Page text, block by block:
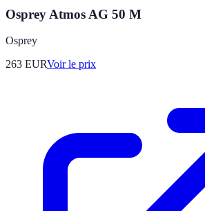
Osprey Atmos AG 50 M
Osprey
263 EURVoir le prix